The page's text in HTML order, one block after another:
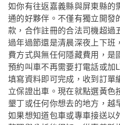
如你有往返嘉義縣與屏東縣
通的好夥伴。不僅有獨立開發
款，合作註冊的合法司機超過
過年過節還是清晨深夜上下班
費方式與無任何隱藏費用，是
預約叫車不再需要打電話或加
填寫資料即可完成，收到訂單
立保證出車。現在就點選黃色
墾丁或任何你想去的地方，越
如果想知道包車或專車接送以